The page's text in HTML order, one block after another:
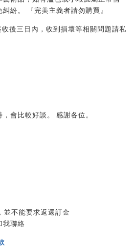
紛。 『完美主義者請勿購買』
後三日內，收到損壞等相關問題請私
會比較好談。 感謝各位。
並不能要求返還訂金
我聯絡